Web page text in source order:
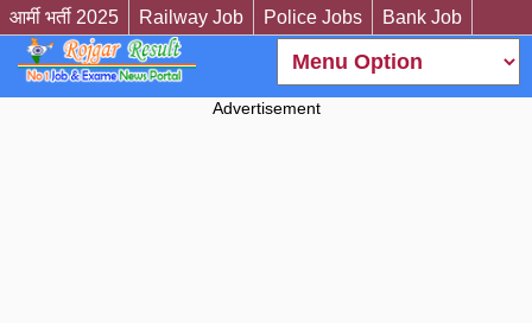
आर्मी भर्ती 2025 Railway Job Police Jobs Bank Job
Advertisement